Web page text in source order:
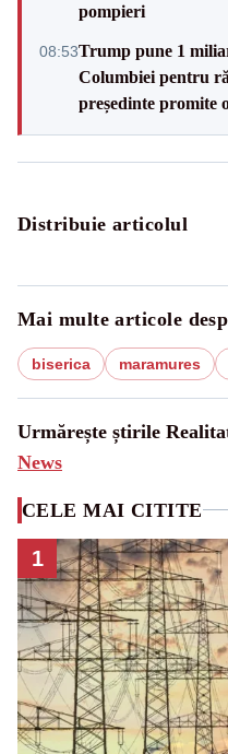
pompieri
08:53Trump pune 1
Columbiei pentru
președinte promite
Distribuie articolul
Mai multe articole
biserica maramures
Urmărește știrile
News
CELE MAI CITITE
1